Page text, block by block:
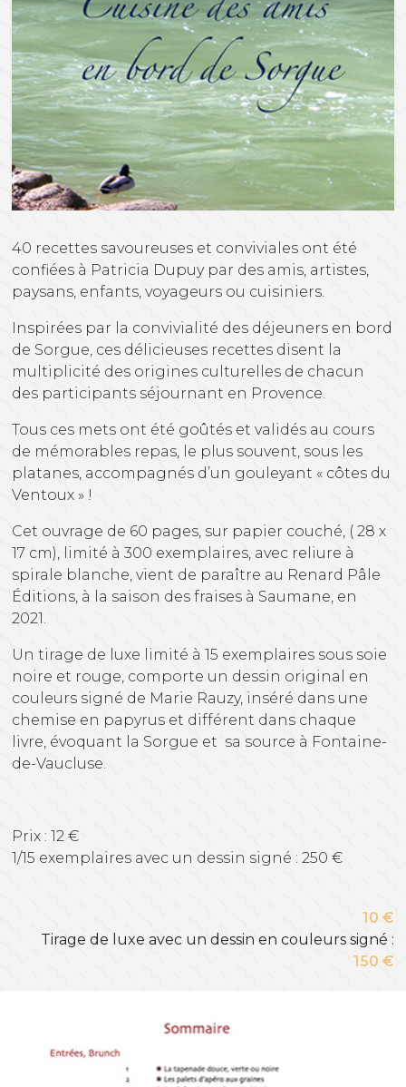
40 recettes savoureuses et conviviales ont été
confiées à Patricia Dupuy par des amis, artistes,
paysans, enfants, voyageurs ou cuisiniers.
Inspirées par la convivialité des déjeuners en bord
de Sorgue, ces délicieuses recettes disent la
multiplicité des origines culturelles de chacun
des participants séjournant en Provence.
Tous ces mets ont été goûtés et validés au cours
de mémorables repas, le plus souvent, sous les
platanes, accompagnés d’un gouleyant « côtes du
Ventoux » !
Cet ouvrage de 60 pages, sur papier couché, ( 28 x
17 cm), limité à 300 exemplaires, avec reliure à
spirale blanche, vient de paraître au Renard Pâle
Éditions, à la saison des fraises à Saumane, en
2021.
Un tirage de luxe limité à 15 exemplaires sous soie
noire et rouge, comporte un dessin original en
couleurs signé de Marie Rauzy, inséré dans une
chemise en papyrus et différent dans chaque
livre, évoquant la Sorgue et sa source à Fontaine-
de-Vaucluse.
Prix : 12 €
1/15 exemplaires avec un dessin signé : 250 €
10 €
Tirage de luxe avec un dessin en couleurs signé :
150 €